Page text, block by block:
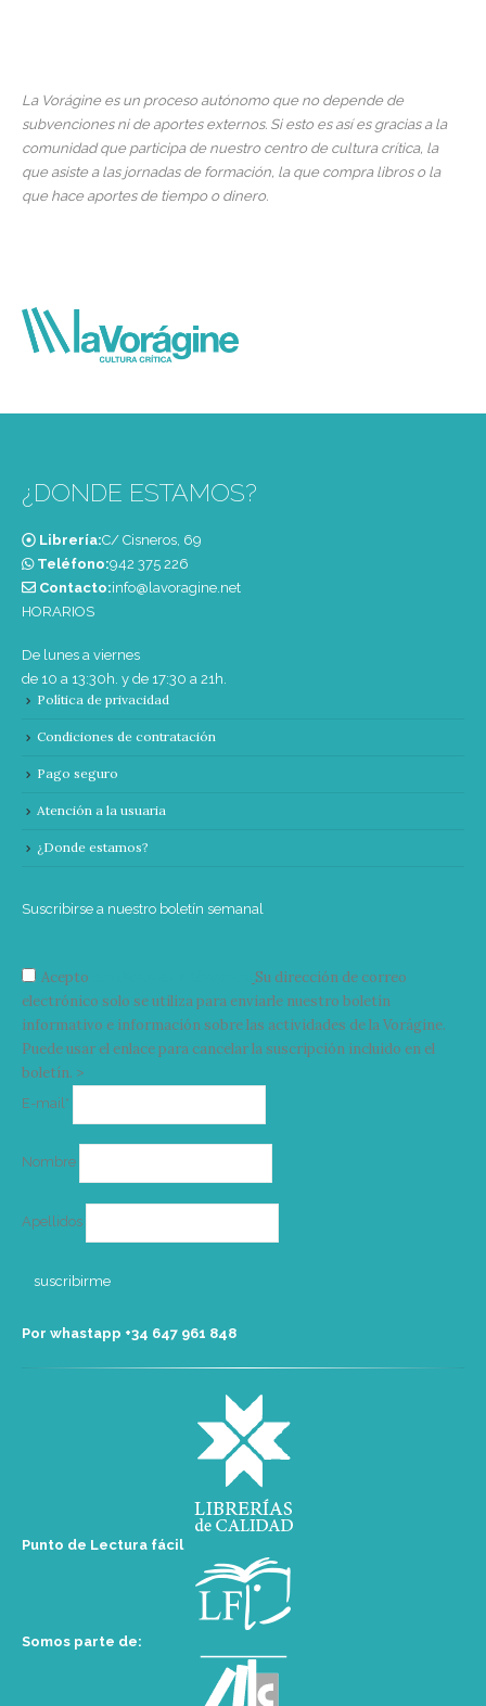
La Vorágine es un proceso autónomo que no depende de
subvenciones ni de aportes externos. Si esto es así es gracias a la
comunidad que participa de nuestro centro de cultura crítica, la
que asiste a las jornadas de formación, la que compra libros o la
que hace aportes de tiempo o dinero.
¿DONDE ESTAMOS?
Librería:C/ Cisneros, 69
Teléfono:‭942 375 226‬
Contacto:info@lavoragine.net
HORARIOS
De lunes a viernes
de 10 a 13:30h. y de 17:30 a 21h.
Política de privacidad
Condiciones de contratación
Pago seguro
Atención a la usuaria
¿Donde estamos?
Suscribirse a nuestro boletín semanal
Acepto
Su dirección de correo
electrónico solo se utiliza para enviarle nuestro boletín
informativo e información sobre las actividades de la Vorágine.
Puede usar el enlace para cancelar la suscripción incluido en el
boletín. >
E-mail*
Nombre
Apellidos
Por whastapp +34 ‭647 961 848‬
Punto de Lectura fácil
Somos parte de: